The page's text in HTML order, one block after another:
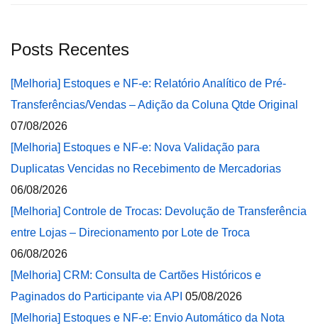
Posts Recentes
[Melhoria] Estoques e NF-e: Relatório Analítico de Pré-
Transferências/Vendas – Adição da Coluna Qtde Original
07/08/2026
[Melhoria] Estoques e NF-e: Nova Validação para
Duplicatas Vencidas no Recebimento de Mercadorias
06/08/2026
[Melhoria] Controle de Trocas: Devolução de Transferência
entre Lojas – Direcionamento por Lote de Troca
06/08/2026
[Melhoria] CRM: Consulta de Cartões Históricos e
Paginados do Participante via API 05/08/2026
[Melhoria] Estoques e NF-e: Envio Automático da Nota